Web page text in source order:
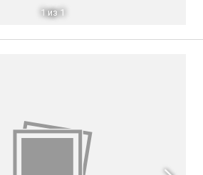
1 из 1